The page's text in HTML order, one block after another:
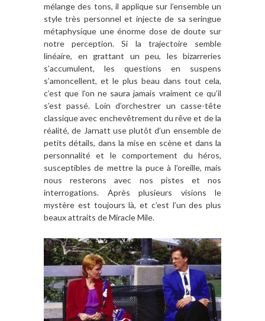
mélange des tons, il applique sur l’ensemble un
style très personnel et injecte de sa seringue
métaphysique une énorme dose de doute sur
notre perception. Si la trajectoire semble
linéaire, en grattant un peu, les bizarreries
s’accumulent, les questions en suspens
s’amoncellent, et le plus beau dans tout cela,
c’est que l’on ne saura jamais vraiment ce qu’il
s’est passé. Loin d’orchestrer un casse-tête
classique avec enchevêtrement du rêve et de la
réalité, de Jarnatt use plutôt d’un ensemble de
petits détails, dans la mise en scène et dans la
personnalité et le comportement du héros,
susceptibles de mettre la puce à l’oreille, mais
nous resterons avec nos pistes et nos
interrogations. Après plusieurs visions le
mystère est toujours là, et c’est l’un des plus
beaux attraits de Miracle Mile.